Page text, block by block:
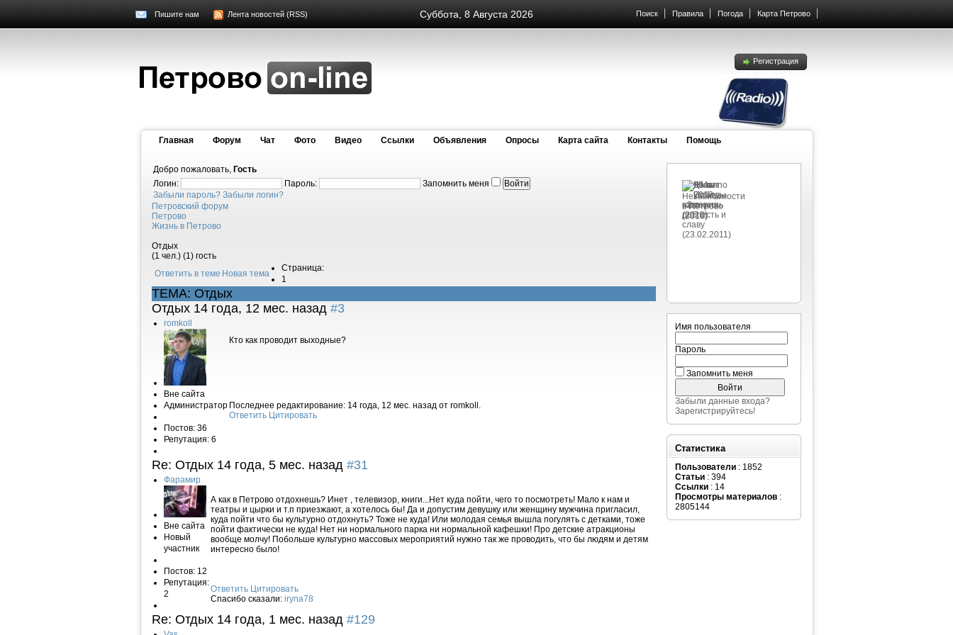
Суббота, 8 Августа 2026
Пишите нам Лента новостей (RSS) Поиск Правила Погода Карта Петрово
Регистрация
Главная Форум Чат Фото Видео Cсылки Объявления Опросы Карта сайта Контакты Помощь
Добро пожаловать, Гость
Логин:
Пароль:
Запомнить меня
Забыли пароль? Забыли логин?
Петровский форум
Петрово
Жизнь в Петрово
Отдых
(1 чел.) (1) гость
Ответить в теме Новая тема
Страница:
1
ТЕМА: Отдых
Отдых 14 года, 12 мес. назад #3
romkoll
Вне сайта
Администратор
Постов: 36
Репутация: 6
Кто как проводит выходные?
Последнее редактирование: 14 года, 12 мес. назад от romkoll.
Ответить Цитировать
Re: Отдых 14 года, 5 мес. назад #31
Фарамир
Вне сайта
Новый
участник
Постов: 12
Репутация:
2
А как в Петрово отдохнешь? Инет , телевизор, книги...Нет куда пойти, чего то посмотреть! Мало к нам и
театры и цырки и т.п приезжают, а хотелось бы! Да и допустим девушку или женщину мужчина пригласил,
куда пойти что бы культурно отдохнуть? Тоже не куда! Или молодая семья вышла погулять с детками, тоже
пойти фактически не куда! Нет ни нормального парка ни нормальной кафешки! Про детские атракционы
вообще молчу! Побольше культурно массовых мероприятий нужно так же проводить, что бы людям и детям
интересно было!
Ответить Цитировать
Спасибо сказали: iryna78
Re: Отдых 14 года, 1 мес. назад #129
Имя пользователя
Пароль
Запомнить меня
Забыли данные входа?
Зарегистрируйтесь!
Статистика
Пользователи : 1852
Статьи : 394
Ссылки : 14
Просмотры материалов :
2805144